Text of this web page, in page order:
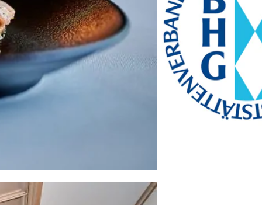
Telefon: +49 89 28760-
117
Fax: +49 89 28760-121
bayerischekueche@btg-
service.de
www.btg-service.de